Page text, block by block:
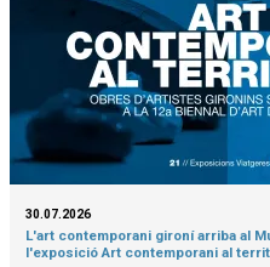
30.07.2026
L'art contemporani gironí arriba al
l'exposició Art contemporani al